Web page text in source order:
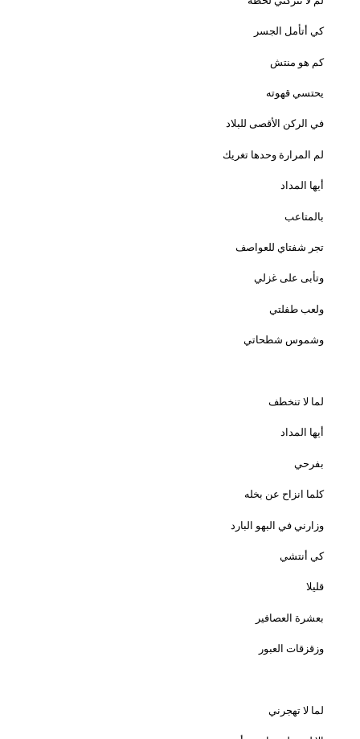
كي أتأمل الجسر
كم هو منتش
يحتسي قهوته
في الركن الأقصى للبلاد
لم المرارة وحدها تغريك
أيها المداد
بالمتاعب
تجر شفتاي للعواصف
وتأبى على غزلي
ولعب طفلتي
وشموس شطحاتي
لما لا تنخطف
أيها المداد
بفرحي
كلما انزاح عن بخله
وزارني في البهو البارد
كي أنتشي
قليلا
بعشرة العصافير
وزقزقات العبور
لما لا تهجرني